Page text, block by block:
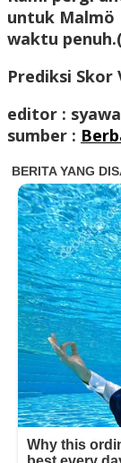
untuk Malmö
waktu
Prediksi Skor
editor :
sumber :